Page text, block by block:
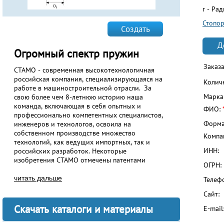
Создать
Огромный спектр пружин
СТАМО - современная высокотехнологичная
российская компания, специализирующаяся на
работе в машиностроительной отрасли. За
свою более чем 8-летнюю историю наша
команда, включающая в себя опытных и
профессионально компетентных специалистов,
инженеров и технологов, освоила на
собственном производстве множество
технологий, как ведущих импортных, так и
российских разработок. Некоторые
изобретения СТАМО отмечены патентами
читать дальше
Скачать каталоги и материалы
r -
ФИО:
ИНН:
ОГРН:
Сайт:
E-